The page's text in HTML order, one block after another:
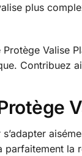
plus
Valise